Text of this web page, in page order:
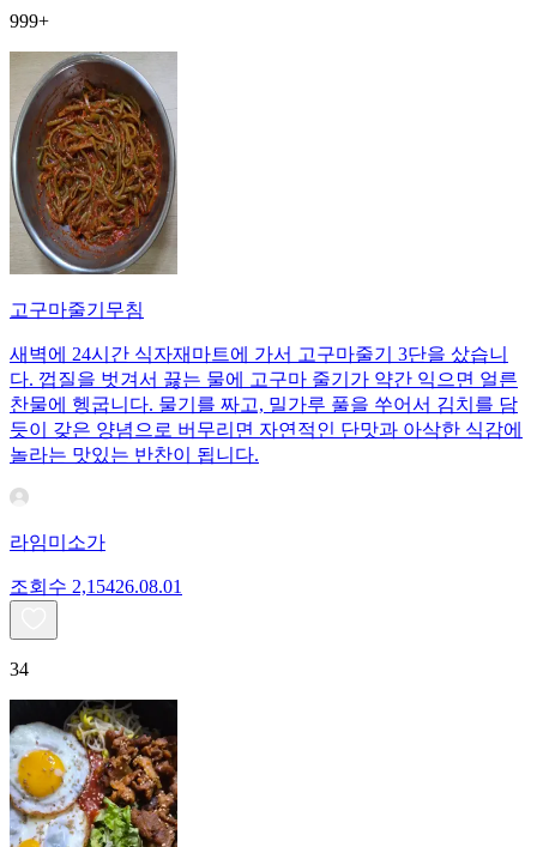
999+
고구마줄기무침
새벽에 24시간 식자재마트에 가서 고구마줄기 3단을 샀습니
다. 껍질을 벗겨서 끓는 물에 고구마 줄기가 약간 익으면 얼른
찬물에 헹굽니다. 물기를 짜고, 밀가루 풀을 쑤어서 김치를 담
듯이 갖은 양념으로 버무리면 자연적인 단맛과 아삭한 식감에
놀라는 맛있는 반찬이 됩니다.
라임미소가
조회수 2,15426.08.01
34